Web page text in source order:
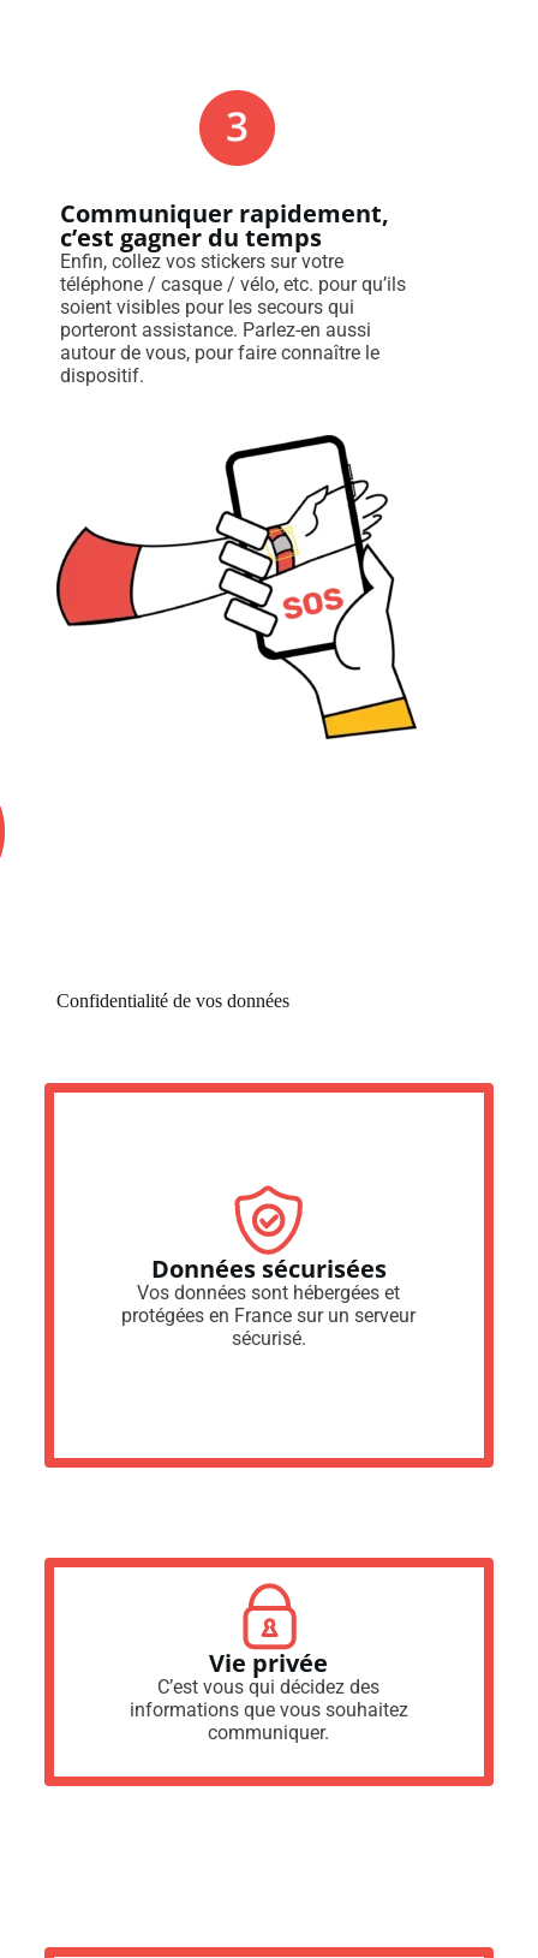
Communiquer rapidement,
c’est gagner du temps
Enfin, collez vos stickers sur votre
téléphone / casque / vélo, etc. pour qu’ils
soient visibles pour les secours qui
porteront assistance. Parlez-en aussi
autour de vous, pour faire connaître le
dispositif.
Confidentialité de vos données​
Données sécurisées
Vos données sont hébergées et
protégées en France sur un serveur
sécurisé.
Vie privée
C’est vous qui décidez des
informations que vous souhaitez
communiquer.